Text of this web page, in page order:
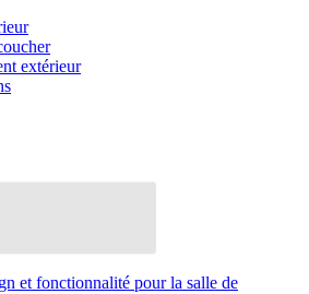
extérieur
et fonctionnalité pour la salle de